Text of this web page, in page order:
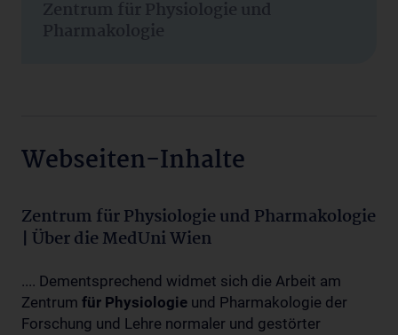
Zentrum für Physiologie und
Pharmakologie
Webseiten-Inhalte
Zentrum für Physiologie und Pharmakologie
| Über die MedUni Wien
.... Dementsprechend widmet sich die Arbeit am
Zentrum für Physiologie und Pharmakologie der
Forschung und Lehre normaler und gestörter